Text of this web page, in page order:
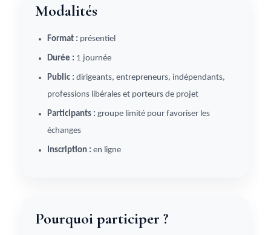
Modalités
Format : présentiel
Durée : 1 journée
Public : dirigeants, entrepreneurs, indépendants,
professions libérales et porteurs de projet
Participants : groupe limité pour favoriser les
échanges
Inscription : en ligne
Pourquoi participer ?